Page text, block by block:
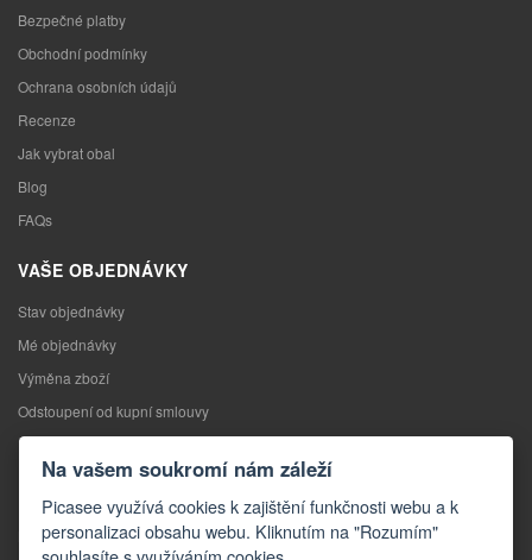
Bezpečné platby
Obchodní podmínky
Ochrana osobních údajů
Recenze
Jak vybrat obal
Blog
FAQs
VAŠE OBJEDNÁVKY
Stav objednávky
Mé objednávky
Výměna zboží
Odstoupení od kupní smlouvy
Reklamace
Kontakty
Na vašem soukromí nám záleží
Picasee využívá cookies k zajištění funkčnosti webu a k
personalizaci obsahu webu. Kliknutím na "Rozumím"